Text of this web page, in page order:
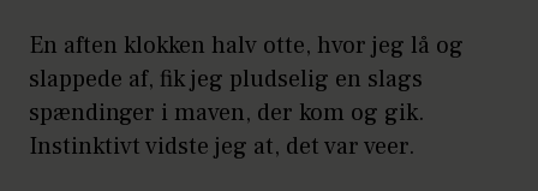
En aften klokken halv otte, hvor jeg lå og
slappede af, fik jeg pludselig en slags
spændinger i maven, der kom og gik.
Instinktivt vidste jeg at, det var veer.